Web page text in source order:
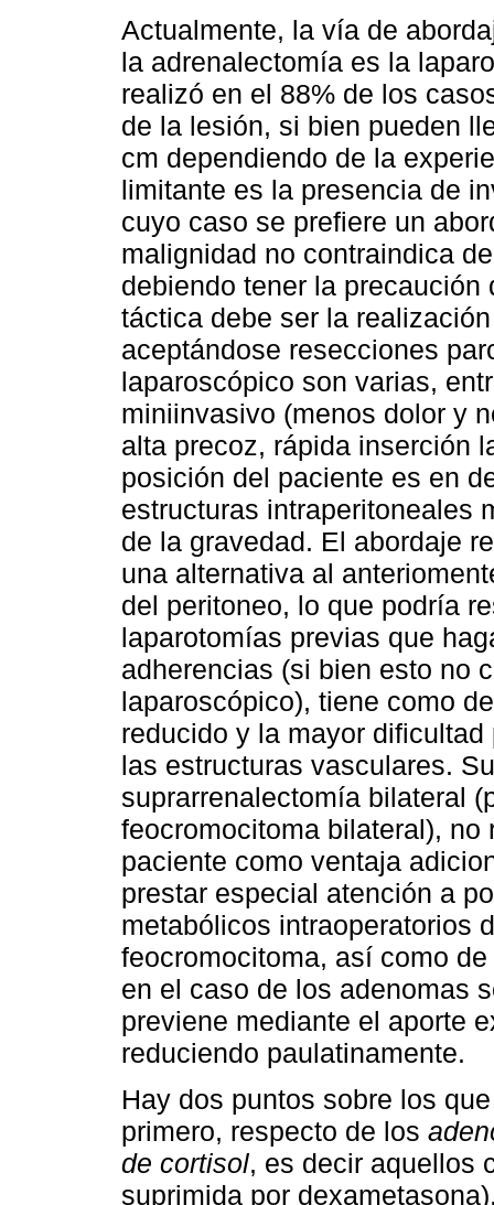
Actualmente, la vía de
la adrenalectomía es la
realizó en el 88% de los
de la lesión, si bien pueden
cm dependiendo de la
limitante es la presencia de
cuyo caso se prefiere un
malignidad no contraindica
debiendo tener la
táctica debe ser la
aceptándose resecciones
laparoscópico son varias,
miniinvasivo (menos dolor y
alta precoz, rápida inserción
posición del paciente es en
estructuras intraperitoneales
de la gravedad. El abordaje
una alternativa al
del peritoneo, lo que podría
laparotomías previas que
adherencias (si bien esto no
laparoscópico), tiene como
reducido y la mayor
las estructuras vasculares.
suprarrenalectomía bilateral
feocromocitoma bilateral),
paciente como ventaja
prestar especial atención a
metabólicos intraoperatorios
feocromocitoma, así como
en el caso de los adenomas
previene mediante el aporte
reduciendo paulatinamente.
Hay dos puntos sobre los
primero, respecto de los
de cortisol, es decir aquellos
suprimida por